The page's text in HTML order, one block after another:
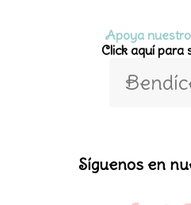
Apoya
Click aquí para
Síguenos en